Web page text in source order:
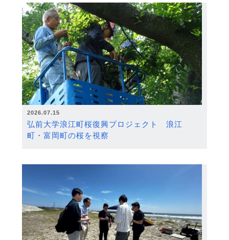
2026.07.15
弘前大学浪江町桜復興プロジェクト 浪江
町・富岡町の桜を視察